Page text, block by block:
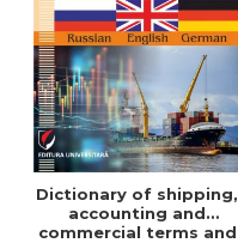
Dictionary of shipping,
accounting and
commercial terms and